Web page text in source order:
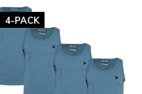
4-PACK